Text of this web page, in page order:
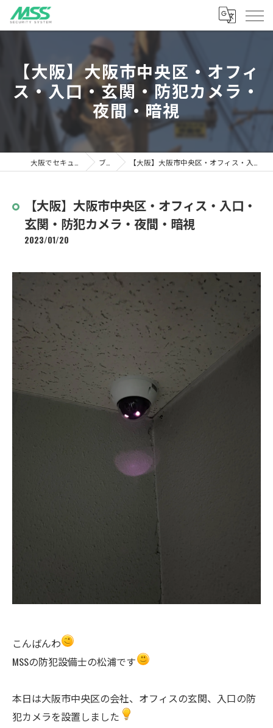
【大阪】大阪市中央区・オフィ
ス・入口・玄関・防犯カメラ・
夜間・暗視
ブログ 【大阪】大阪市中央区・オフィス・入口・玄関・防犯カメラ・夜間・暗視
【大阪】大阪市中央区・オフィス・入口・
玄関・防犯カメラ・夜間・暗視
2023/01/20
こんばんわ
MSSの防犯設備士の松浦です
本日は大阪市中央区の会社、オフィスの玄関、入口の防
犯カメラを設置しました